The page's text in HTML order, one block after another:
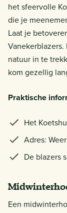
het sfeervolle
die je
Laat je
natuur in te
kom gezellig
Praktische
Het
Adres:
De blazers
Een